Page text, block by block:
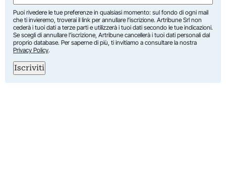
Puoi rivedere le tue preferenze in qualsiasi momento: sul fondo di ogni mail
che ti invieremo, troverai il link per annullare l’iscrizione. Artribune Srl non
cederà i tuoi dati a terze parti e utilizzerà i tuoi dati secondo le tue indicazioni.
Se scegli di annullare l’iscrizione, Artribune cancellerà i tuoi dati personali dal
proprio database. Per saperne di più, ti invitiamo a consultare la nostra
Privacy Policy.
Iscriviti